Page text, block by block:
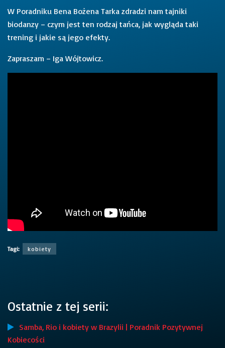
W Poradniku Bena Bożena Tarka zdradzi nam tajniki
biodanzy – czym jest ten rodzaj tańca, jak wygląda taki
trening i jakie są jego efekty.
Zapraszam – Iga Wójtowicz.
Tagi: kobiety
Ostatnie z tej serii:
Samba, Rio i kobiety w Brazylii | Poradnik Pozytywnej
Kobiecości